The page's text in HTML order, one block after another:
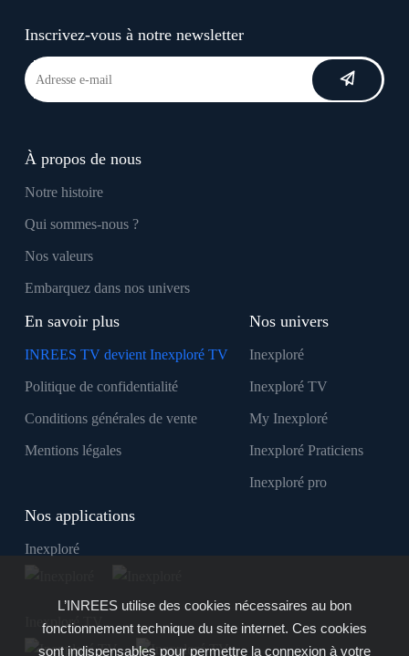
Inscrivez-vous à notre newsletter
À propos de nous
Notre histoire
Qui sommes-nous ?
Nos valeurs
Embarquez dans nos univers
En savoir plus
INREES TV devient Inexploré TV
Politique de confidentialité
Conditions générales de vente
Mentions légales
Nos univers
Inexploré
Inexploré TV
My Inexploré
Inexploré Praticiens
Inexploré pro
Nos applications
Inexploré
Inexploré TV
L’INREES utilise des cookies nécessaires au bon
fonctionnement technique du site internet. Ces cookies
sont indispensables pour permettre la connexion à votre